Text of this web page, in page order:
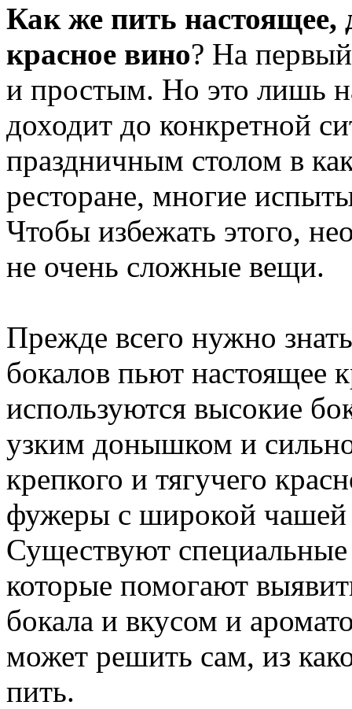
Как же пить настоящее,
красное вино? На
и простым. Но это лишь
доходит до конкретной
праздничным столом в
ресторане, многие
Чтобы избежать этого,
не очень сложные вещи.
Прежде всего нужно
бокалов пьют настоящее
используются высокие
узким донышком и
крепкого и тягучего
фужеры с широкой чашей
Существуют
которые помогают
бокала и вкусом и
может решить сам, из
пить.